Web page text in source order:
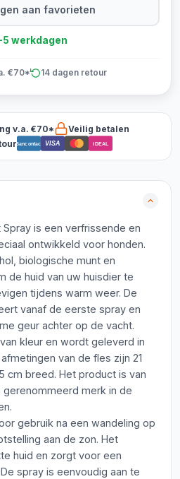
aan favorieten
werkdagen
€70* 14 dagen retour
v.a. €70*
Veilig betalen
Bancontact VISA iDEAL
is een verfrissende en
ontwikkeld voor honden.
biologische munt en
de huid van uw huisdier te
tijdens warm weer. De
vanaf de eerste spray en
geur achter op de vacht.
kleur en wordt geleverd in
van de fles zijn 21
cm breed. Het product is van
merk in de
gebruik na een wandeling op
aan de zon. Het
huid en zorgt voor een
spray is eenvoudig aan te